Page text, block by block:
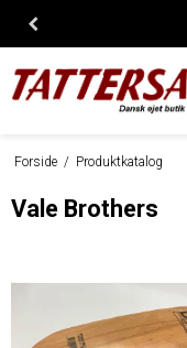
Forside / Produktkatalog
Vale Brothers